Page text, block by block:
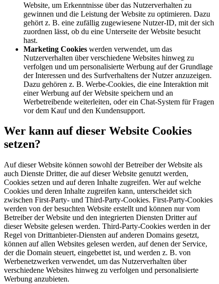
Website, um Erkenntnisse über das Nutzerverhalten zu
gewinnen und die Leistung der Website zu optimieren. Dazu
gehört z. B. eine zufällig zugewiesene Nutzer-ID, mit der sich
zuordnen lässt, ob du eine Unterseite der Website besucht
hast.
Marketing Cookies werden verwendet, um das
Nutzerverhalten über verschiedene Websites hinweg zu
verfolgen und um personalisierte Werbung auf der Grundlage
der Interessen und des Surfverhaltens der Nutzer anzuzeigen.
Dazu gehören z. B. Werbe-Cookies, die eine Interaktion mit
einer Werbung auf der Website speichern und an
Werbetreibende weiterleiten, oder ein Chat-System für Fragen
vor dem Kauf und den Kundensupport.
Wer kann auf dieser Website Cookies
setzen?
Auf dieser Website können sowohl der Betreiber der Website als
auch Dienste Dritter, die auf dieser Website genutzt werden,
Cookies setzen und auf deren Inhalte zugreifen. Wer auf welche
Cookies und deren Inhalte zugreifen kann, unterscheidet sich
zwischen First-Party- und Third-Party-Cookies. First-Party-Cookies
werden von der besuchten Website erstellt und können nur vom
Betreiber der Website und den integrierten Diensten Dritter auf
dieser Website gelesen werden. Third-Party-Cookies werden in der
Regel von Drittanbieter-Diensten auf anderen Domains gesetzt,
können auf allen Websites gelesen werden, auf denen der Service,
der die Domain steuert, eingebettet ist, und werden z. B. von
Werbenetzwerken verwendet, um das Nutzerverhalten über
verschiedene Websites hinweg zu verfolgen und personalisierte
Werbung anzubieten.